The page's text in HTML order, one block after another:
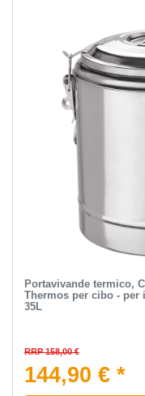
Portavivande termico,
Thermos per cibo -
35L
RRP 158,00 €
144,90 € *